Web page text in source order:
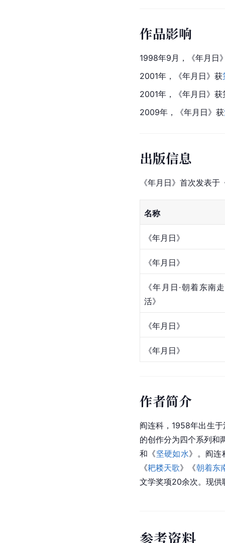
作品影响
1998年9月，《年月日
2001年，《年月日》获
2001年，《年月日》获
2009年，《年月日》获
出版信息
《年月日》首次发表
名称
《年月日》
《年月日》
《年月日·朝着东南
活》
《年月日》
《年月日》
作者简介
阎连科 ，1958年出生
的创作分为四个系列和
和《坚硬如水》。阎连
《耙耧天歌》《朝着东
文学奖项20余次。现供
参考资料